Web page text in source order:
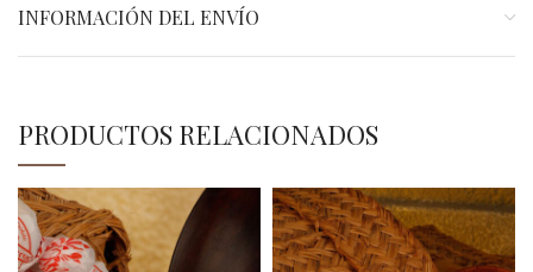
INFORMACIÓN DEL ENVÍO
PRODUCTOS RELACIONADOS